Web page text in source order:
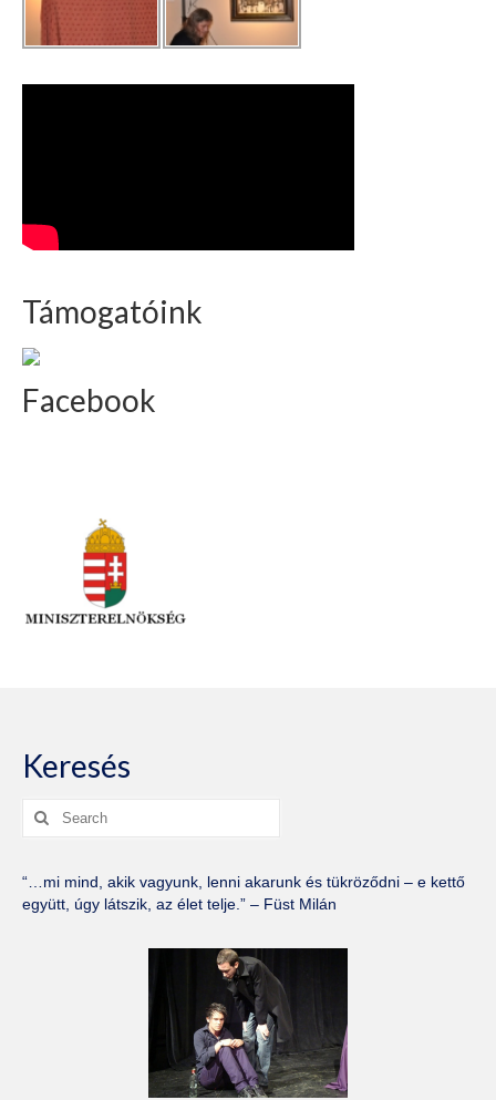
Támogatóink
Facebook
Keresés
Search
“…mi mind, akik vagyunk, lenni akarunk és tükröződni – e kettő
együtt, úgy látszik, az élet telje.” – Füst Milán